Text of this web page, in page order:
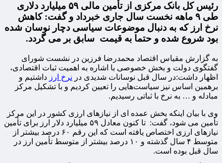
رئیس کل بانک مرکزی از تأمین مالی ۵۹ میلیارد دلاری
طی ۹ ماهه نخست سال جاری خبرداد و گفت: کاهش
نرخ ارز که به دنبال موضوعات سیاسی دچار نوسان شده
بود شروع شده و حتما به قیمت سابق بر می گردد.
به گزارش مقیاس اقتصاد محمدرضا فرزین در نشست شورای
گفتگوی دولت و بخش خصوصی با اشاره به اهمیت ثبات اقتصادی،
اظهار داشت:‌در سال قبل نوسانات شدیدی در نرخ ارز داشتیم و
برهمین اساس نیز سیاست‌هایی را تعیین کردیم و با تشکیل مرکز
مبادله و … به نرخ با ثباتی رسیدیم.
وی با بیان اینکه بخش عمده ای از نیازهای ارزی کشور در این مرکز
تأمین می شود، گفت: تا کنون معادل ۵۹ میلیارد دلار ارز برای تأمین
نیازهای ارزی اختصاص یافته است که این رقم ۶۰ درصد بیشتر از
متوسط ۴ سال گذشته و ۱۰ درصد بیشتر از متوسط تأمین ارز در
سال قبل بوده است.